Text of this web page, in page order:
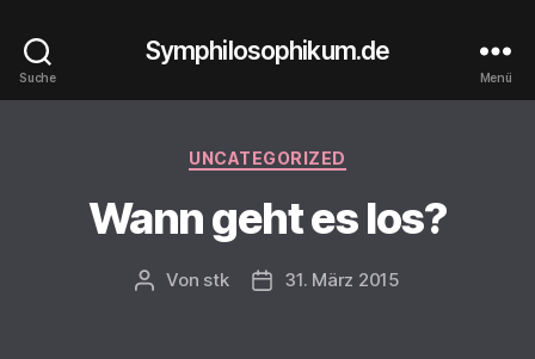
Suche
Symphilosophikum.de
Menü
Kategorien
UNCATEGORIZED
Wann geht es los?
Beitragsautor
Von stk Beitragsdatum
31. März 2015